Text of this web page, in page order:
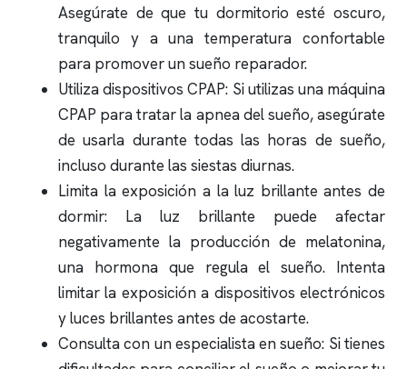
Asegúrate de que tu dormitorio esté oscuro,
tranquilo y a una temperatura confortable
para promover un sueño reparador.
Utiliza dispositivos CPAP: Si utilizas una máquina
CPAP para tratar la apnea del sueño, asegúrate
de usarla durante todas las horas de sueño,
incluso durante las siestas diurnas.
Limita la exposición a la luz brillante antes de
dormir: La luz brillante puede afectar
negativamente la producción de melatonina,
una hormona que regula el sueño. Intenta
limitar la exposición a dispositivos electrónicos
y luces brillantes antes de acostarte.
Consulta con un especialista en sueño: Si tienes